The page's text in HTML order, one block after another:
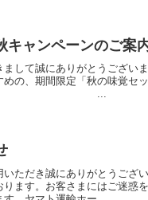
キャンペーンのご案
して誠にありがとうござい
の、期間限定「秋の味覚セ
...
ただき誠にありがとうござ
ます。お客さまにはご迷惑